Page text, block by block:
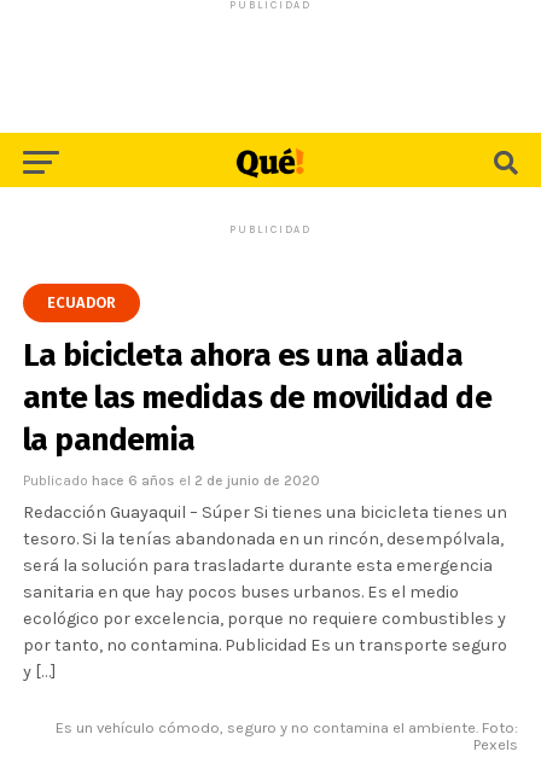
PUBLICIDAD
PUBLICIDAD
ECUADOR
La bicicleta ahora es una aliada
ante las medidas de movilidad de
la pandemia
Publicado hace 6 años el 2 de junio de 2020
Redacción Guayaquil – Súper Si tienes una bicicleta tienes un
tesoro. Si la tenías abandonada en un rincón, desempólvala,
será la solución para trasladarte durante esta emergencia
sanitaria en que hay pocos buses urbanos. Es el medio
ecológico por excelencia, porque no requiere combustibles y
por tanto, no contamina. Publicidad Es un transporte seguro
y […]
Es un vehículo cómodo, seguro y no contamina el ambiente. Foto:
Pexels